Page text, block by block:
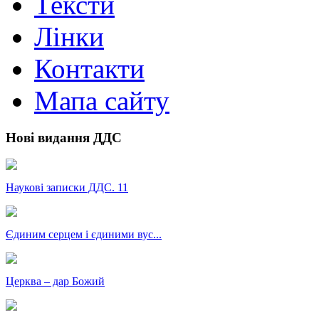
Лінки
Контакти
Мапа сайту
Нові видання ДДС
Наукові записки ДДС. 11
Єдиним серцем і єдиними вус...
Церква – дар Божий